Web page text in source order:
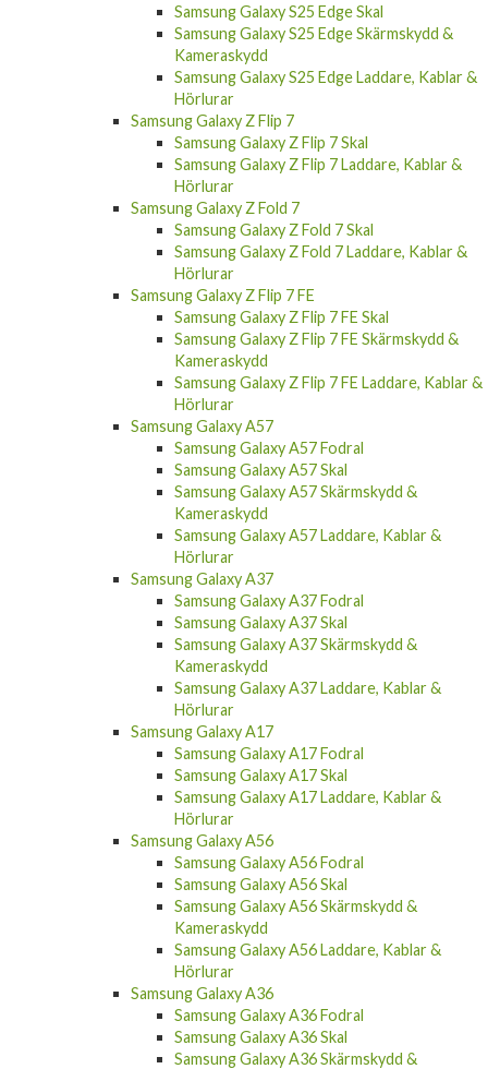
Samsung Galaxy S25 Edge Skal
Samsung Galaxy S25 Edge Skärmskydd &
Kameraskydd
Samsung Galaxy S25 Edge Laddare, Kablar &
Hörlurar
Samsung Galaxy Z Flip 7
Samsung Galaxy Z Flip 7 Skal
Samsung Galaxy Z Flip 7 Laddare, Kablar &
Hörlurar
Samsung Galaxy Z Fold 7
Samsung Galaxy Z Fold 7 Skal
Samsung Galaxy Z Fold 7 Laddare, Kablar &
Hörlurar
Samsung Galaxy Z Flip 7 FE
Samsung Galaxy Z Flip 7 FE Skal
Samsung Galaxy Z Flip 7 FE Skärmskydd &
Kameraskydd
Samsung Galaxy Z Flip 7 FE Laddare, Kablar &
Hörlurar
Samsung Galaxy A57
Samsung Galaxy A57 Fodral
Samsung Galaxy A57 Skal
Samsung Galaxy A57 Skärmskydd &
Kameraskydd
Samsung Galaxy A57 Laddare, Kablar &
Hörlurar
Samsung Galaxy A37
Samsung Galaxy A37 Fodral
Samsung Galaxy A37 Skal
Samsung Galaxy A37 Skärmskydd &
Kameraskydd
Samsung Galaxy A37 Laddare, Kablar &
Hörlurar
Samsung Galaxy A17
Samsung Galaxy A17 Fodral
Samsung Galaxy A17 Skal
Samsung Galaxy A17 Laddare, Kablar &
Hörlurar
Samsung Galaxy A56
Samsung Galaxy A56 Fodral
Samsung Galaxy A56 Skal
Samsung Galaxy A56 Skärmskydd &
Kameraskydd
Samsung Galaxy A56 Laddare, Kablar &
Hörlurar
Samsung Galaxy A36
Samsung Galaxy A36 Fodral
Samsung Galaxy A36 Skal
Samsung Galaxy A36 Skärmskydd &